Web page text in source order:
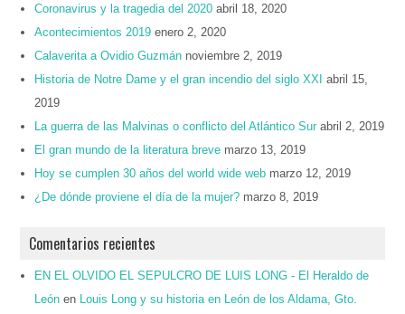
Coronavirus y la tragedia del 2020 abril 18, 2020
Acontecimientos 2019 enero 2, 2020
Calaverita a Ovidio Guzmán noviembre 2, 2019
Historia de Notre Dame y el gran incendio del siglo XXI
abril 15,
2019
La guerra de las Malvinas o conflicto del Atlántico Sur abril 2, 2019
El gran mundo de la literatura breve marzo 13, 2019
Hoy se cumplen 30 años del world wide web marzo 12, 2019
¿De dónde proviene el día de la mujer? marzo 8, 2019
Comentarios recientes
EN EL OLVIDO EL SEPULCRO DE LUIS LONG - El Heraldo de
León en
Louis Long y su historia en León de los Aldama, Gto.